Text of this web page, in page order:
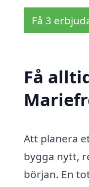
Få 3
Få
Att planera
bygga nytt,
början. En